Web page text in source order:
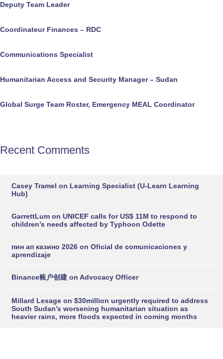
Deputy Team Leader
Coordinateur Finances – RDC
Communications Specialist
Humanitarian Access and Security Manager – Sudan
Global Surge Team Roster, Emergency MEAL Coordinator
Recent Comments
Casey Tramel on Learning Specialist (U-Learn Learning
Hub)
GarrettLum on UNICEF calls for US$ 11M to respond to
children’s needs affected by Typhoon Odette
пин ап казино 2026 on Oficial de comunicaciones y
aprendizaje
Binance账户创建 on Advocacy Officer
Millard Lesage on $30million urgently required to address
South Sudan’s worsening humanitarian situation as
heavier rains, more floods expected in coming months